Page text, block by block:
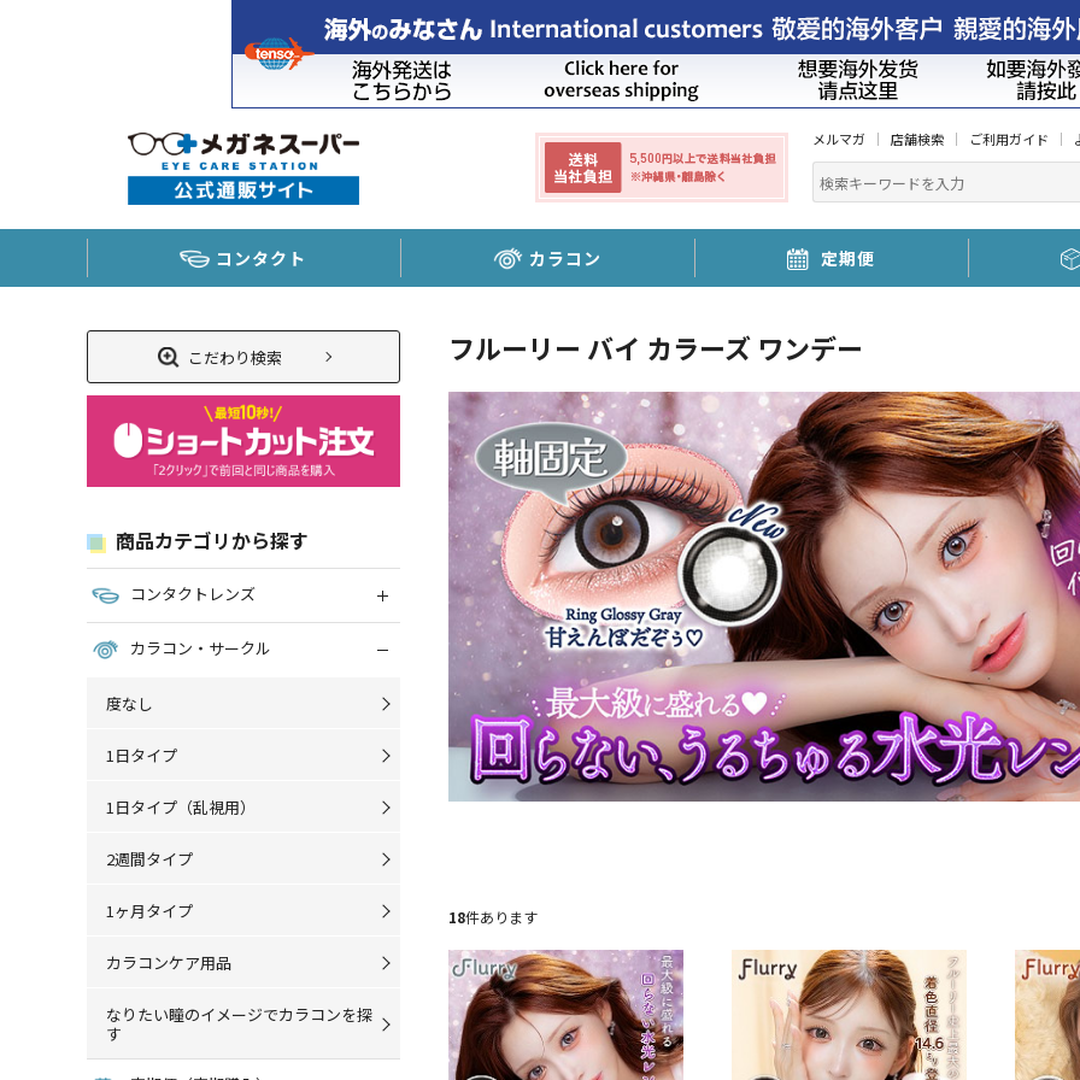
メルマガ 店舗検索 ご利用ガイド
コンタクト カラコン 定期便
フルーリー バイ カラーズ ワンデー
18件あります
こだわり検索
商品カテゴリから探す
コンタクトレンズ
カラコン・サークル
度なし
1日タイプ
1日タイプ（乱視用）
2週間タイプ
1ヶ月タイプ
カラコンケア用品
なりたい瞳のイメージでカラコンを探
す